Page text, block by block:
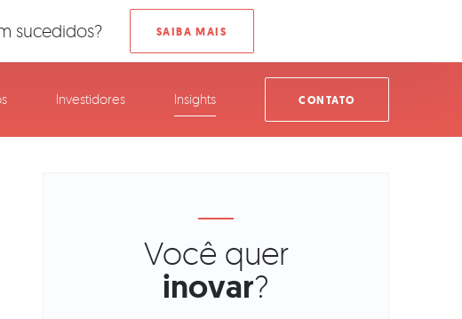
Investidores Insights CONTATO
Você quer
inovar?
sucedidos?